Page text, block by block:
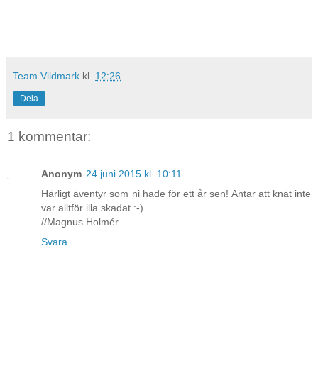
Team Vildmark kl. 12:26
Dela
1 kommentar:
Anonym 24 juni 2015 kl. 10:11
Härligt äventyr som ni hade för ett år sen! Antar att knät inte
var alltför illa skadat :-)
//Magnus Holmér
Svara